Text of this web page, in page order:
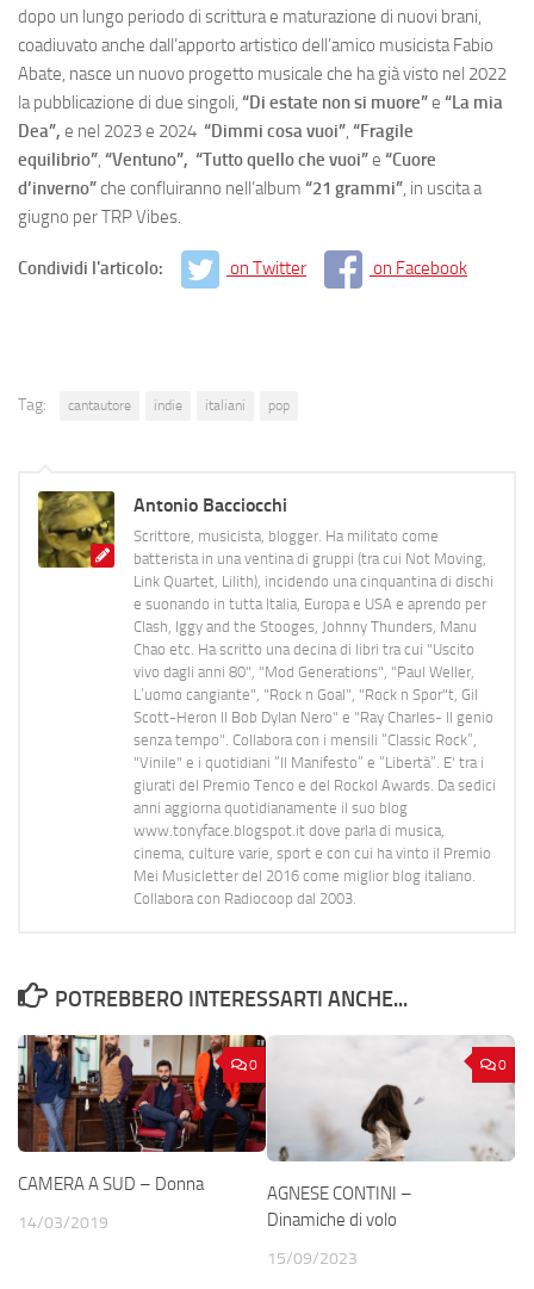
dopo un lungo periodo di scrittura e maturazione di nuovi brani,
coadiuvato anche dall’apporto artistico dell’amico musicista Fabio
Abate, nasce un nuovo progetto musicale che ha già visto nel 2022
la pubblicazione di due singoli, “Di estate non si muore”e “La mia
Dea”, e nel 2023 e 2024 “Dimmi cosa vuoi”, “Fragile
equilibrio”, “Ventuno”, “Tutto quello che vuoi”e “Cuore
d’inverno”che confluiranno nell’album “21 grammi”, in uscita a
giugno per TRP Vibes.
Condividi l'articolo: on Twitter on Facebook
Tag: cantautore indie italiani pop
Antonio Bacciocchi
Scrittore, musicista, blogger. Ha militato come
batterista in una ventina di gruppi (tra cui Not Moving,
Link Quartet, Lilith), incidendo una cinquantina di dischi
e suonando in tutta Italia, Europa e USA e aprendo per
Clash, Iggy and the Stooges, Johnny Thunders, Manu
Chao etc. Ha scritto una decina di libri tra cui "Uscito
vivo dagli anni 80", "Mod Generations", "Paul Weller,
L’uomo cangiante", "Rock n Goal", "Rock n Spor"t, Gil
Scott-Heron Il Bob Dylan Nero" e "Ray Charles- Il genio
senza tempo". Collabora con i mensili “Classic Rock”,
"Vinile" e i quotidiani “Il Manifesto” e “Libertà”. E' tra i
giurati del Premio Tenco e del Rockol Awards. Da sedici
anni aggiorna quotidianamente il suo blog
www.tonyface.blogspot.it dove parla di musica,
cinema, culture varie, sport e con cui ha vinto il Premio
Mei Musicletter del 2016 come miglior blog italiano.
Collabora con Radiocoop dal 2003.
POTREBBERO INTERESSARTI ANCHE...
0
CAMERA A SUD – Donna
14/03/2019
0
AGNESE CONTINI –
Dinamiche di volo
15/09/2023